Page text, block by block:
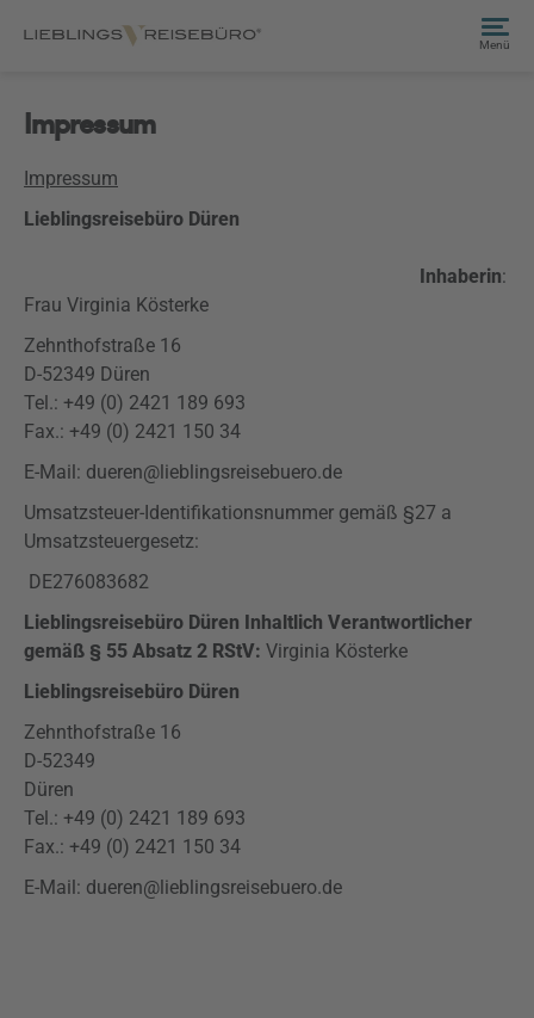
Menü
Impressum
Impressum
Lieblingsreisebüro Düren
Inhaberin:
Frau Virginia Kösterke
Zehnthofstraße 16
D-52349 Düren
Tel.: +49 (0) 2421 189 693
Fax.: +49 (0) 2421 150 34
E-Mail: dueren@lieblingsreisebuero.de
Umsatzsteuer-Identifikationsnummer gemäß §27 a
Umsatzsteuergesetz:
DE276083682
Lieblingsreisebüro Düren Inhaltlich Verantwortlicher
gemäß § 55 Absatz 2 RStV: Virginia Kösterke
Lieblingsreisebüro Düren
Zehnthofstraße 16
D-52349
Düren
Tel.: +49 (0) 2421 189 693
Fax.: +49 (0) 2421 150 34
E-Mail: dueren@lieblingsreisebuero.de